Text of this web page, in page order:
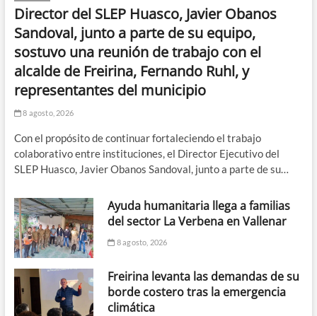
Director del SLEP Huasco, Javier Obanos
Sandoval, junto a parte de su equipo,
sostuvo una reunión de trabajo con el
alcalde de Freirina, Fernando Ruhl, y
representantes del municipio
8 agosto, 2026
Con el propósito de continuar fortaleciendo el trabajo
colaborativo entre instituciones, el Director Ejecutivo del
SLEP Huasco, Javier Obanos Sandoval, junto a parte de su…
Ayuda humanitaria llega a familias
del sector La Verbena en Vallenar
8 agosto, 2026
Freirina levanta las demandas de su
borde costero tras la emergencia
climática